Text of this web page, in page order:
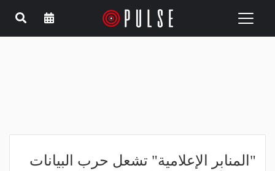
Toggle
"المنابر الإعلامية" تشعل حرب البيانات